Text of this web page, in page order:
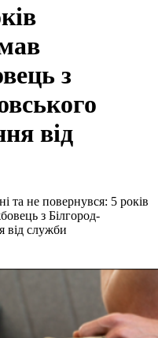
з
від
та не повернувся: 5 років
з Білгород-
від служби